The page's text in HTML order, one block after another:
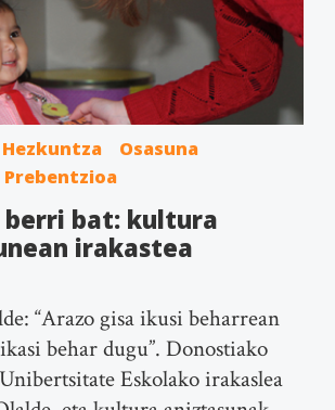
Hezkuntza
Osasuna
Prebentzioa
berri bat: kultura
irakastea
“Arazo gisa ikusi beharrean
behar dugu”. Donostiako
Eskolako irakaslea